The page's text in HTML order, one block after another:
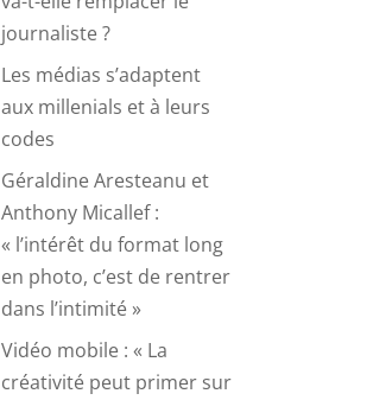
journaliste ?
Les médias s’adaptent
aux millenials et à leurs
codes
Géraldine Aresteanu et
Anthony Micallef :
« l’intérêt du format long
en photo, c’est de rentrer
dans l’intimité »
Vidéo mobile : « La
créativité peut primer sur